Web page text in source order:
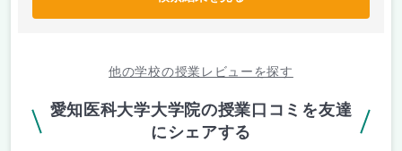
他の学校の授業レビューを探す
愛知医科大学大学院の授業口コミを友達
にシェアする